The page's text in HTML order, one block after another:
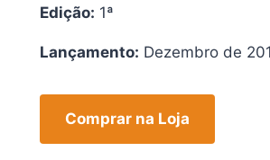
Edição: 1ª
Lançamento: Dezembro de
Comprar na Loja